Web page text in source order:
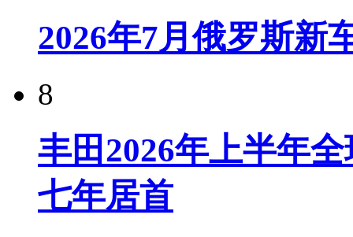
2026年7月俄罗斯新
8
丰田2026年上半年
七年居首